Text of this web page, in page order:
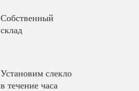
Собственный
склад
Установим слекло
в течение часа